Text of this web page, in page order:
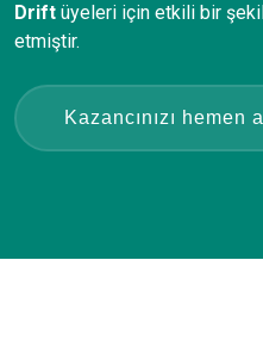
Drift üyeleri için etkili bir
etmiştir.
Kazancınızı hemen